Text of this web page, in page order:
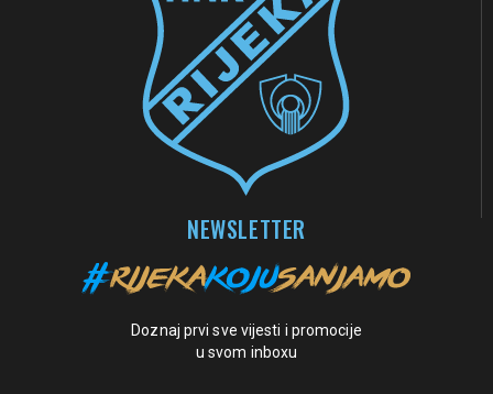
NEWSLETTER
Doznaj prvi sve vijesti i promocije
u svom inboxu